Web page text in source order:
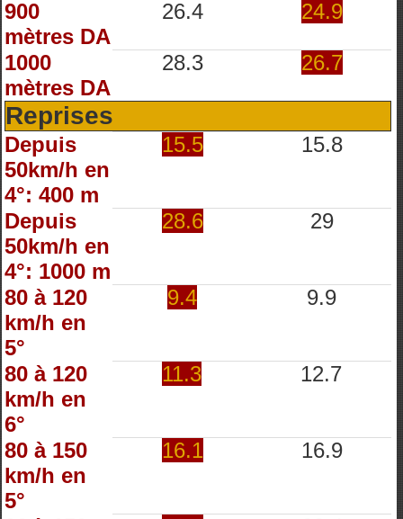
900
mètres DA
26.4 24.9
1000
mètres DA
28.3 26.7
Reprises
Depuis
50km/h en
4°: 400 m
15.5 15.8
Depuis
50km/h en
4°: 1000 m
28.6 29
80 à 120
km/h en
5°
9.4 9.9
80 à 120
km/h en
6°
11.3 12.7
80 à 150
km/h en
5°
16.1 16.9